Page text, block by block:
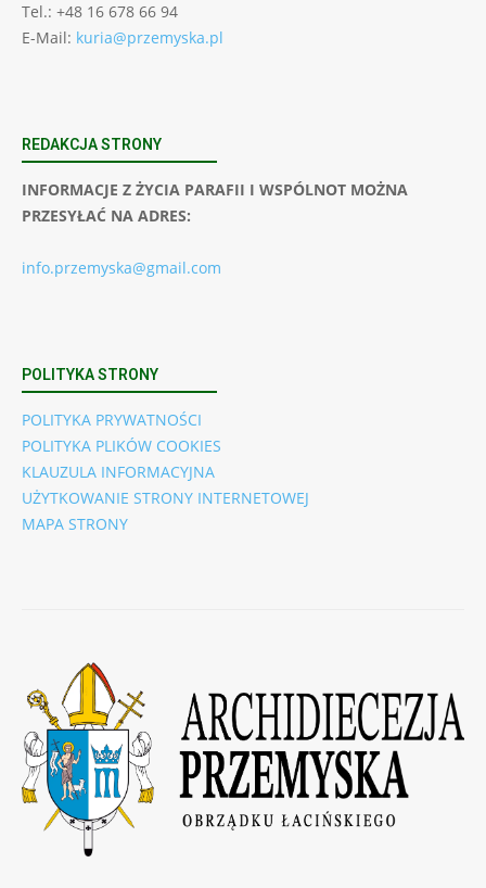
Tel.: +48 16 678 66 94
E-Mail: kuria@przemyska.pl
REDAKCJA STRONY
INFORMACJE Z ŻYCIA PARAFII I WSPÓLNOT MOŻNA
PRZESYŁAĆ NA ADRES:
info.przemyska@gmail.com
POLITYKA STRONY
POLITYKA PRYWATNOŚCI
POLITYKA PLIKÓW COOKIES
KLAUZULA INFORMACYJNA
UŻYTKOWANIE STRONY INTERNETOWEJ
MAPA STRONY